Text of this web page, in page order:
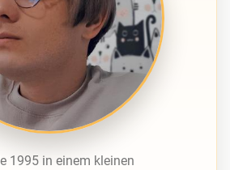
1995 in einem kleinen